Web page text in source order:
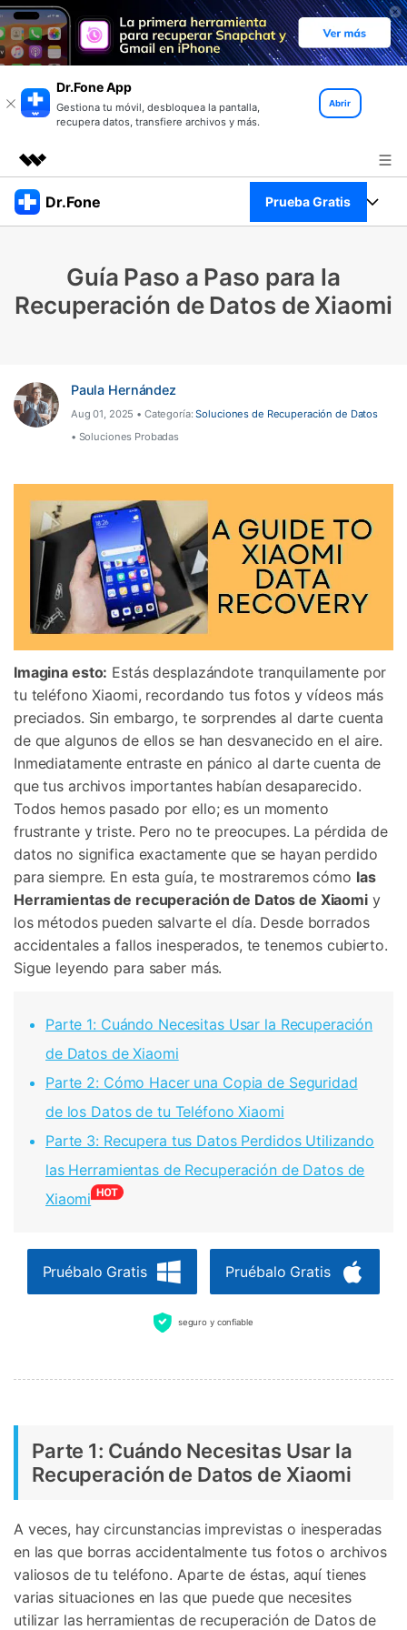
Dr.Fone App
Gestiona tu móvil, desbloquea la pantalla,
recupera datos, transfiere archivos y más.
Abrir
Productos destacados
Soluciones
Quiénes somos
Tienda
Dr.Fone Prueba Gratis
Ver Kit Completo >
Productos
Para Celular
Herramientas Online
Descubre lo mejor de Dr.Fone
Soporte
Blog
Gestor de Datos
Reparación de Móviles
Protección del Móvil
Encuentra Más Soluciones
Iniciar sesión
Guía Paso a Paso para la
Recuperación de Datos de Xiaomi
Paula Hernández
Aug 01, 2025 • Categoría:Soluciones de Recuperación de Datos
• Soluciones Probadas
Imagina esto: Estás desplazándote tranquilamente por
tu teléfono Xiaomi, recordando tus fotos y vídeos más
preciados. Sin embargo, te sorprendes al darte cuenta
de que algunos de ellos se han desvanecido en el aire.
Inmediatamente entraste en pánico al darte cuenta de
que tus archivos importantes habían desaparecido.
Todos hemos pasado por ello; es un momento
frustrante y triste. Pero no te preocupes. La pérdida de
datos no significa exactamente que se hayan perdido
para siempre. En esta guía, te mostraremos cómo las
Herramientas de recuperación de Datos de Xiaomiy
los métodos pueden salvarte el día. Desde borrados
accidentales a fallos inesperados, te tenemos cubierto.
Sigue leyendo para saber más.
Parte 1: Cuándo Necesitas Usar la Recuperación
de Datos de Xiaomi
Parte 2: Cómo Hacer una Copia de Seguridad
de los Datos de tu Teléfono Xiaomi
Parte 3: Recupera tus Datos Perdidos Utilizando
las Herramientas de Recuperación de Datos de
Xiaomi
Pruébalo Gratis Pruébalo Gratis
seguro y confiable
Parte 1: Cuándo Necesitas Usar la
Recuperación de Datos de Xiaomi
A veces, hay circunstancias imprevistas o inesperadas
en las que borras accidentalmente tus fotos o archivos
valiosos de tu teléfono. Aparte de éstas, aquí tienes
varias situaciones en las que puede que necesites
utilizar las herramientas de recuperación de Datos de